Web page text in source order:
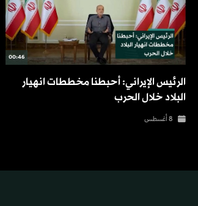
00:46
الرئيس الإيراني: أحبطنا مخططات انهيار
البلاد خلال الحرب
8 أغسطس